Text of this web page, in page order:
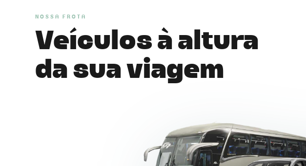
NOSSA FROTA
Veículos à altura
da sua viagem